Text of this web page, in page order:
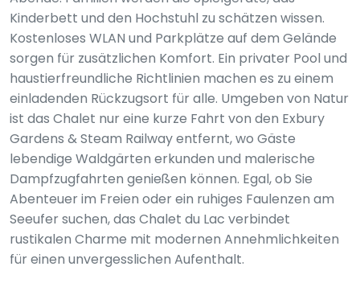
Kinderbett und den Hochstuhl zu schätzen wissen.
Kostenloses WLAN und Parkplätze auf dem Gelände
sorgen für zusätzlichen Komfort. Ein privater Pool und
haustierfreundliche Richtlinien machen es zu einem
einladenden Rückzugsort für alle. Umgeben von Natur
ist das Chalet nur eine kurze Fahrt von den Exbury
Gardens & Steam Railway entfernt, wo Gäste
lebendige Waldgärten erkunden und malerische
Dampfzugfahrten genießen können. Egal, ob Sie
Abenteuer im Freien oder ein ruhiges Faulenzen am
Seeufer suchen, das Chalet du Lac verbindet
rustikalen Charme mit modernen Annehmlichkeiten
für einen unvergesslichen Aufenthalt.